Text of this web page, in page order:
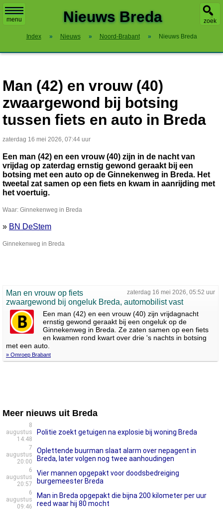
menu zoek
Nieuws Breda
Index » Nieuws » Noord-Brabant » Nieuws Breda
Man (42) en vrouw (40)
zwaargewond bij botsing
tussen fiets en auto in Breda
zaterdag 16 mei 2026, 07:44 uur
Een man (42) en een vrouw (40) zijn in de nacht van
vrijdag op zaterdag ernstig gewond geraakt bij een
botsing met een auto op de Ginnekenweg in Breda. Het
tweetal zat samen op een fiets en kwam in aanrijding met
het voertuig.
Waar: Ginnekenweg in Breda
» BN DeStem
Ginnekenweg in Breda
zaterdag 16 mei 2026, 05:52 uur
Man en vrouw op fiets
zwaargewond bij ongeluk Breda, automobilist vast
Een man (42) en een vrouw (40) zijn vrijdagnacht
ernstig gewond geraakt bij een ongeluk op de
Ginnekenweg in Breda. Ze zaten samen op een fiets
en kwamen rond kwart over drie 's nachts in botsing
met een auto.
» Omroep Brabant
Meer nieuws uit Breda
8
augustus
14:48
Politie zoekt getuigen na explosie bij woning Breda
7
augustus
20:00
Oplettende buurman slaat alarm over nepagent in
Breda, later volgen nog twee aanhoudingen
6
augustus
20:57
Vier mannen opgepakt voor doodsbedreiging
burgemeester Breda
6
augustus
09:46
Man in Breda opgepakt die bijna 200 kilometer per uur
reed waar hij 80 mocht